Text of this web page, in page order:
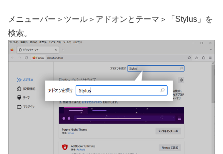
メニューバー＞ツール＞アドオンとテーマ＞「Stylus」を
検索。